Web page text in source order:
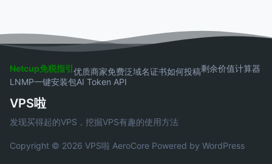
Netcup免税指引优质商家免费泛域名证书如何投稿剩余价值计算器
LNMP一键安装包AI Token API
VPS啦
发现买得起的VPS，挖掘VPS有趣的使用方法
Copyright © 2026 VPS啦 AeroCore Powered by WordPress